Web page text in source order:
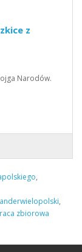
z
Narodów.
,
,
zbiorowa